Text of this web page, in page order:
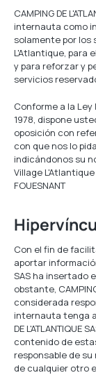
CAMPING DE
internauta como
solamente por los
L'Atlantique, para
y para reforzar y
servicios
Conforme a la
1978, dispone
oposición con
con que nos lo
indicándonos su
Village L'Atlantique
FOUESNANT
Con el fin de
aportar
SAS ha insertado
obstante,
considerada
internauta tenga
DE
contenido de
responsable de
de cualquier otro